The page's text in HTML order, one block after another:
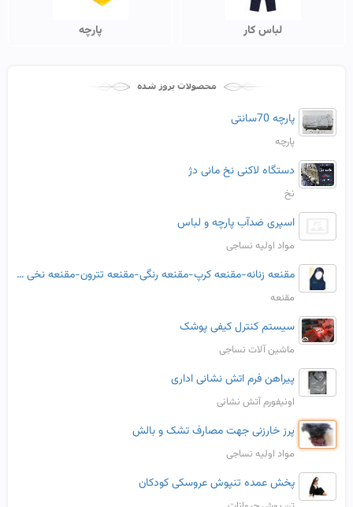
لباس کار پارچه
پارچه 70سانتی
پارچه
دستگاه لاکنی نخ مانی دژ
نخ
اسپری ضدآب پارچه و لباس
مواد اولیه نساجی
مقنعه زنانه-مقنعه کرپ-مقنعه رنگی-مقنعه تترون-مقنعه نخی زنانه-قیمت مقنعه زنانه-خرید مقنعه خانومها-مدل مقنعه زنانه-مقنعه اداری-مقنعه کارمندی زنانه-
مقنعه
سیستم کنترل کیفی پوشک
ماشین آلات نساجی
پیراهن فرم اتش نشانی اداری
اونیفورم آتش نشانی
پرز خارزنی جهت مصارف تشک و بالش
مواد اولیه نساجی
پخش عمده تنپوش عروسکی کودکان